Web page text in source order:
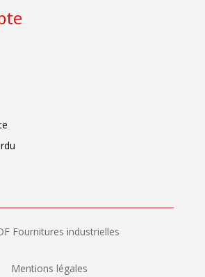
Fournitures industrielles
Mentions légales